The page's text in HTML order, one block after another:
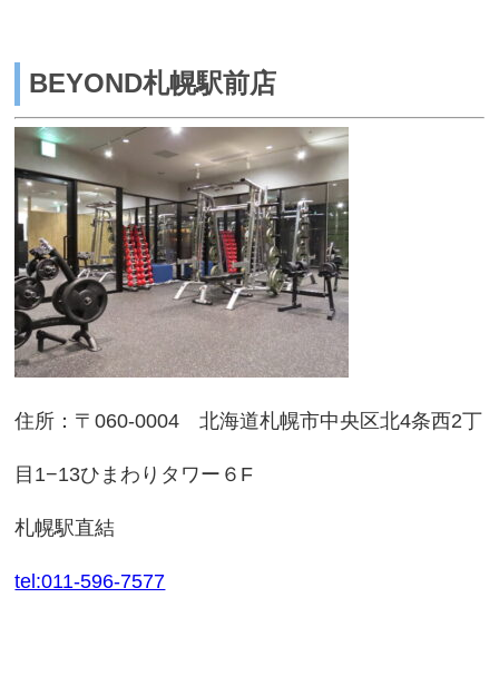
BEYOND札幌駅前店
住所：〒060-0004 北海道札幌市中央区北4条西2丁
目1−13ひまわりタワー６F
札幌駅直結
tel:011-596-7577